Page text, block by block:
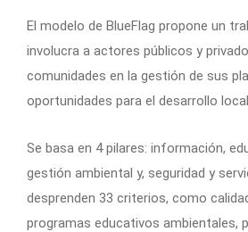
El modelo de BlueFlag propone un
involucra a actores públicos y
comunidades en la gestión de sus
oportunidades para el desarrollo
Se basa en 4 pilares: información,
gestión ambiental y, seguridad y
desprenden 33 criterios, como
programas educativos ambientales,